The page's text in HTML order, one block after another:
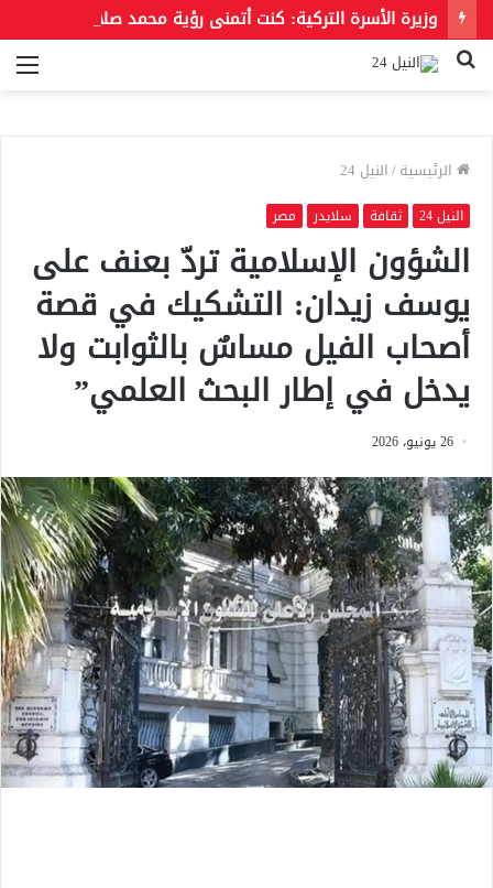
بحث
الرئيسية/النيل 24
النيل 24 ثقافة سلايدر مصر
الشؤون الإسلامية تردّ بعنف على
يوسف زيدان: التشكيك في قصة
أصحاب الفيل مساسٌ بالثوابت ولا
يدخل في إطار البحث العلمي”
26 يونيو، 2026